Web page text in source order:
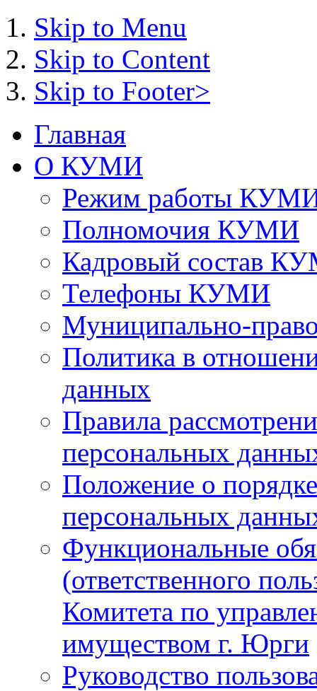
Skip to Menu
Skip to Content
Skip to Footer>
Главная
О КУМИ
Режим работы
Полномочия КУМИ
Кадровый состав
Телефоны КУМИ
Муниципально-
Политика в
данных
Правила
персональных
Положение о
персональных
Функциональные
(ответственного
Комитета по
имуществом г. Юрги
Руководство